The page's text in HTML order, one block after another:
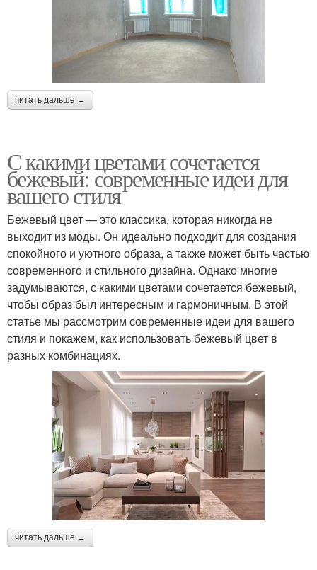
читать дальше →
С какими цветами сочетается
бежевый: современные идеи для
вашего стиля
Бежевый цвет — это классика, которая никогда не
выходит из моды. Он идеально подходит для создания
спокойного и уютного образа, а также может быть частью
современного и стильного дизайна. Однако многие
задумываются, с какими цветами сочетается бежевый,
чтобы образ был интересным и гармоничным. В этой
статье мы рассмотрим современные идеи для вашего
стиля и покажем, как использовать бежевый цвет в
разных комбинациях.
читать дальше →